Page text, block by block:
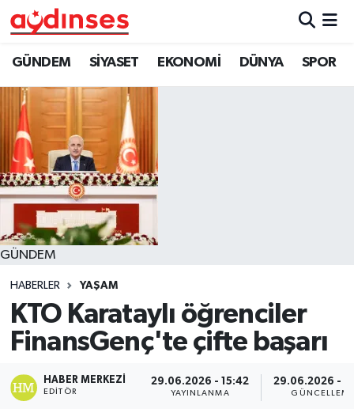
GÜNDEM SİYASET EKONOMİ DÜNYA SPOR
GÜNDEM
HABERLER YAŞAM
KTO Karataylı öğrenciler
FinansGenç'te çifte başarı
HABER MERKEZI
EDITÖR
29.06.2026 - 15:42
YAYINLANMA
29.06.2026 -
GÜNDEM
SİYASET
EKONOMİ
DÜNYA
SPOR
MAGAZİN
YAŞAM
Nöbetçi Eczaneler
Hava Durumu
Aydin Namaz Vakitleri
Trafik Durumu
Süper Lig Puan Durumu ve Fikstür
Tüm Manşetler
Son Dakika Haberleri
Haber Arşivi